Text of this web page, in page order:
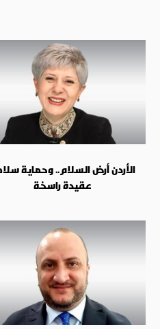
الأردن أرض السلام.. وحماية
عقيدة راسخة